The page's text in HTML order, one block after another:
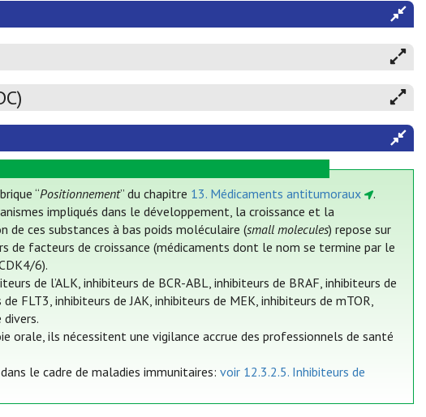
“Positionnement” du chapitre 13. Médicaments antitumoraux
.
impliqués dans le développement, la croissance et la
de ces substances à bas poids moléculaire (small molecules) repose sur
de facteurs de croissance (médicaments dont le nom se termine par le
6).
de l’ALK, inhibiteurs de BCR-ABL, inhibiteurs de BRAF, inhibiteurs de
FLT3, inhibiteurs de JAK, inhibiteurs de MEK, inhibiteurs de mTOR,
orale, ils nécessitent une vigilance accrue des professionnels de santé
le cadre de maladies immunitaires:voir 12.3.2.5. Inhibiteurs de